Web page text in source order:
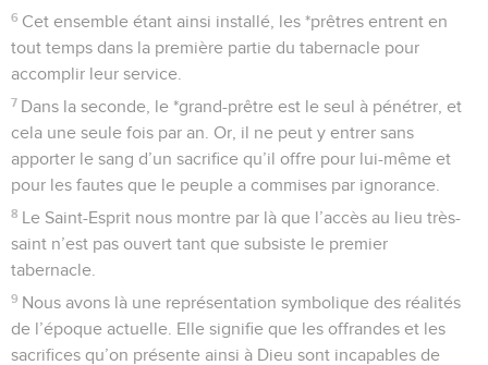
6 Cet ensemble étant ainsi installé, les *prêtres entrent en
tout temps dans la première partie du tabernacle pour
accomplir leur service.
7 Dans la seconde, le *grand-prêtre est le seul à pénétrer, et
cela une seule fois par an. Or, il ne peut y entrer sans
apporter le sang d’un sacrifice qu’il offre pour lui-même et
pour les fautes que le peuple a commises par ignorance.
8 Le Saint-Esprit nous montre par là que l’accès au lieu très-
saint n’est pas ouvert tant que subsiste le premier
tabernacle.
9 Nous avons là une représentation symbolique des réalités
de l’époque actuelle. Elle signifie que les offrandes et les
sacrifices qu’on présente ainsi à Dieu sont incapables de